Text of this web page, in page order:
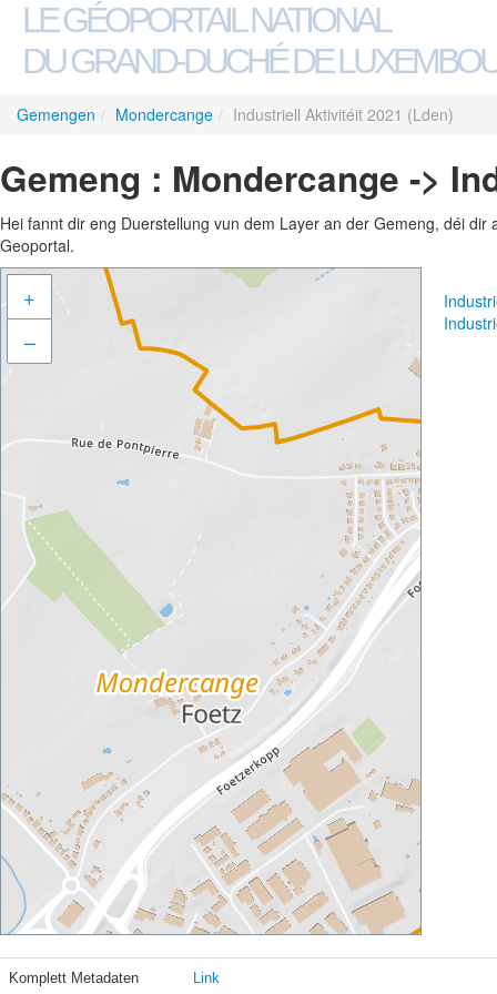
LE GÉOPORTAIL NATIONAL
DU GRAND-DUCHÉ DE
Gemengen / Mondercange / Industriell Aktivitéit 2021 (Lden)
Gemeng : Mondercange ->
Hei fannt dir eng Duerstellung vun dem Layer an der Gemeng, déi
Geoportal.
+
–
Komplett Metadaten Link